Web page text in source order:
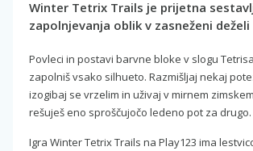
Winter Tetrix Trails je prijetna
zapolnjevanja oblik v zasneženi deželi
Povleci in postavi barvne bloke v slogu
zapolniš vsako silhueto. Razmišljaj nekaj
izogibaj se vrzelim in uživaj v mirnem
rešuješ eno sproščujočo ledeno pot za drugo.
Igra Winter Tetrix Trails na Play123 ima